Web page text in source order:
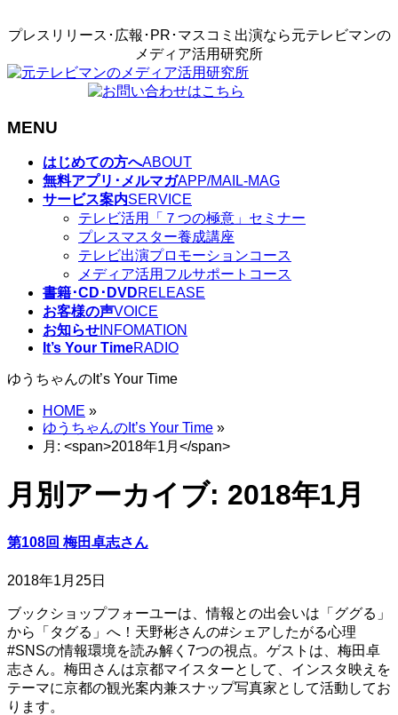
プレスリリース･広報･PR･マスコミ出演なら元テレビマンの
メディア活用研究所
MENU
はじめての方へABOUT
無料アプリ･メルマガAPP/MAIL-MAG
サービス案内SERVICE
テレビ活用「７つの極意」セミナー
プレスマスター養成講座
テレビ出演プロモーションコース
メディア活用フルサポートコース
書籍･CD･DVDRELEASE
お客様の声VOICE
お知らせ INFOMATION
It’s Your TimeRADIO
ゆうちゃんのIt’s Your Time
HOME »
ゆうちゃんのIt’s Your Time »
月: <span>2018年1月</span>
月別アーカイブ: 2018年1月
第108回 梅田卓志さん
2018年1月25日
ブックショップフォーユーは、情報との出会いは「ググる」
から「タグる」へ！天野彬さんの#シェアしたがる心理
#SNSの情報環境を読み解く7つの視点。ゲストは、梅田卓
志さん。梅田さんは京都マイスターとして、インスタ映えを
テーマに京都の観光案内兼スナップ写真家として活動してお
ります。